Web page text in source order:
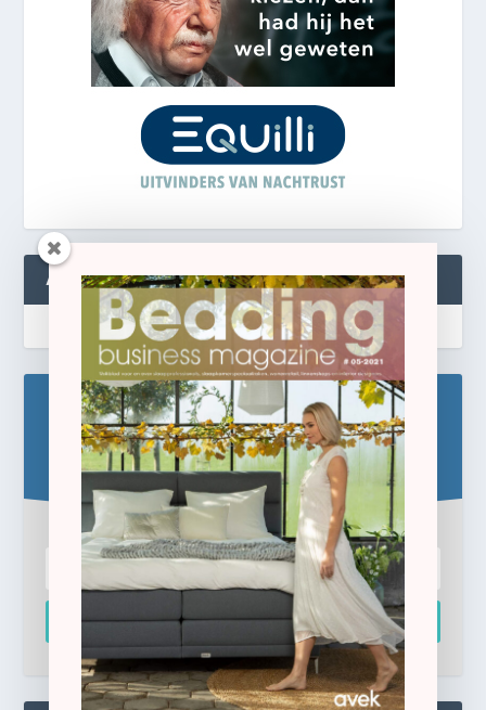
ABONNEREN
Blijf op de hoogte!
Schrijf u hier in voor de gratis e-newsletter.
Inschrijven